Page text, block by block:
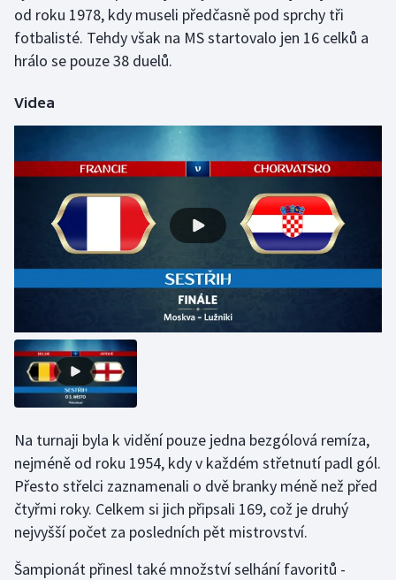
od roku 1978, kdy museli předčasně pod sprchy tři
fotbalisté. Tehdy však na MS startovalo jen 16 celků a
hrálo se pouze 38 duelů.
Videa
Na turnaji byla k vidění pouze jedna bezgólová remíza,
nejméně od roku 1954, kdy v každém střetnutí padl gól.
Přesto střelci zaznamenali o dvě branky méně než před
čtyřmi roky. Celkem si jich připsali 169, což je druhý
nejvyšší počet za posledních pět mistrovství.
Šampionát přinesl také množství selhání favoritů -